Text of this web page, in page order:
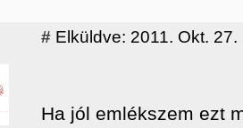
# Elküldve: 2011. Okt.
Ha jól emlékszem ezt